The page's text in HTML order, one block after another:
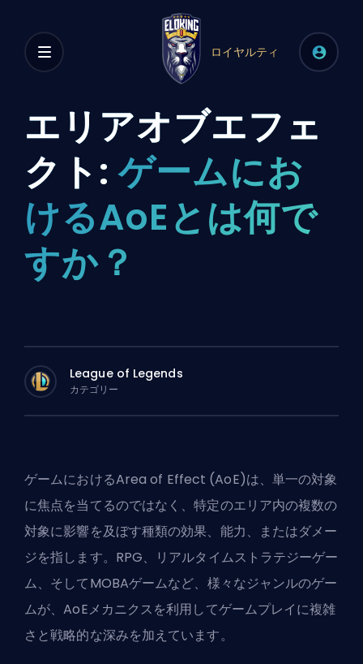
ロイヤルティ
エリアオブエフェ
クト: ゲームにお
けるAoEとは何で
すか？
League of Legends
カテゴリー
ゲームにおけるArea of Effect (AoE)は、単一の対象
に焦点を当てるのではなく、特定のエリア内の複数の
対象に影響を及ぼす種類の効果、能力、またはダメー
ジを指します。RPG、リアルタイムストラテジーゲー
ム、そしてMOBAゲームなど、様々なジャンルのゲー
ムが、AoEメカニクスを利用してゲームプレイに複雑
さと戦略的な深みを加えています。